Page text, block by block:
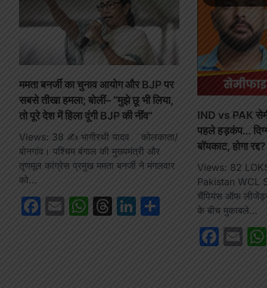
ममता बनर्जी का चुनाव आयोग और BJP पर
सबसे तीखा हमला; बोलीं– “मुझे छू भी लिया,
तो पूरे देश में हिला दूंगी BJP की नींव”
Views: 38 ✍️ भागीरथी यादव कोलकाता/
बोनगांव। पश्चिम बंगाल की मुख्यमंत्री और
तृणमूल कांग्रेस प्रमुख ममता बनर्जी ने मंगलवार
को…
Facebook
EmailWhatsApp
Threads
LinkedIn
Share
IND vs PAK
पहले हड़कंप…
बॉयकाट, होगा
Views: 82
Pakistan WCL
चैंपियंस ऑफ
के बीच मुकाबले…